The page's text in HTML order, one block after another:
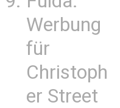
Werbung
für
Christoph
er Street